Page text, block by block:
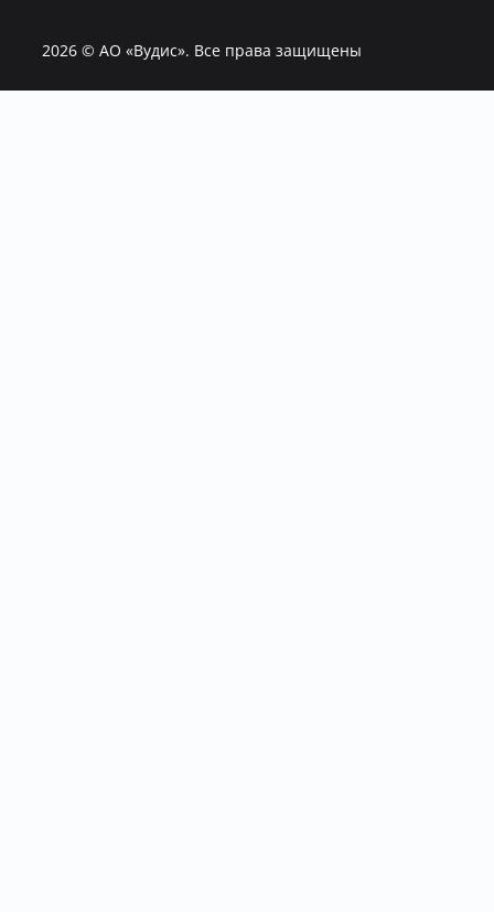
2026© АО «Вудис». Все права защищены